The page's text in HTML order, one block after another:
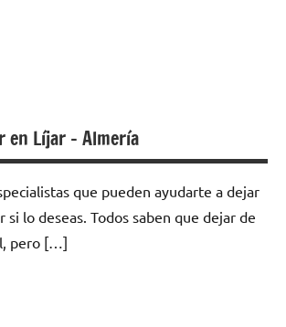
en Líjar – Almería
quе pueden ayudarte а dejar
ѕi lo deseas. Todos saben quе dejar dе
perο […]